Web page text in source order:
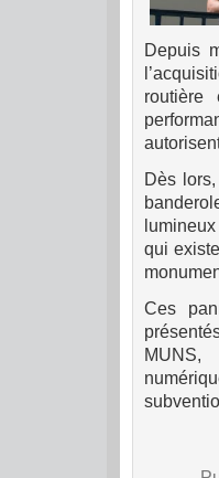
Depuis
routière
Dès
qui
Ces
MUNS,